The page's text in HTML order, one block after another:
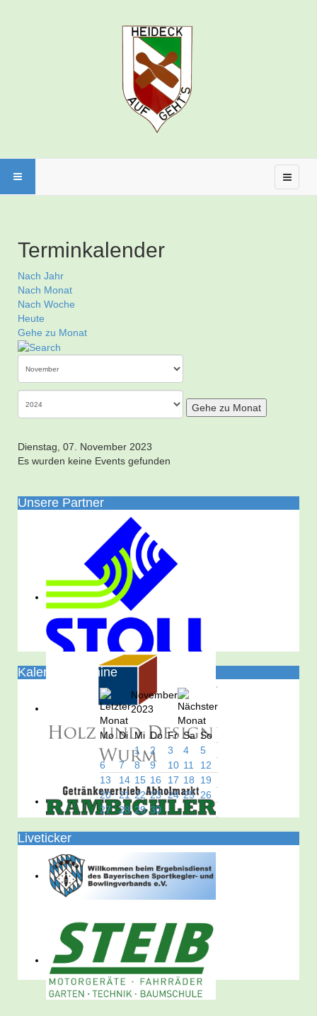
Terminkalender
Nach Jahr
Nach Monat
Nach Woche
Heute
Gehe zu Monat
Gehe zu Monat
Dienstag, 07. November 2023
Es wurden keine Events gefunden
Unsere Partner
Kalender/Termine
November
2023
Mo Di Mi Do Fr Sa So
1
2 3 4
5
6
7 8 9 10 11
12
13
14 15 16 17 18
19
20
21 22 23 24 25 26
27
28 29 30
Liveticker